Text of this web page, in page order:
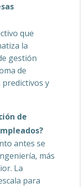
que
la
gestión
de
predictivos y
de
antes se
más
La
para